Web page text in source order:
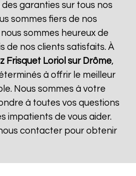
garanties sur tous nos
sommes fiers de nos
sommes heureux de
de nos clients satisfaits. À
Frisquet Loriol sur Drôme,
à offrir le meilleur
Nous sommes à votre
à toutes vos questions
impatients de vous aider.
contacter pour obtenir